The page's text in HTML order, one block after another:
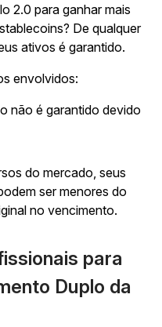
2.0 para ganhar mais
De qualquer
ativos é garantido.
envolvidos:
não é garantido devido
do mercado, seus
ser menores do
no vencimento.
para
Duplo da